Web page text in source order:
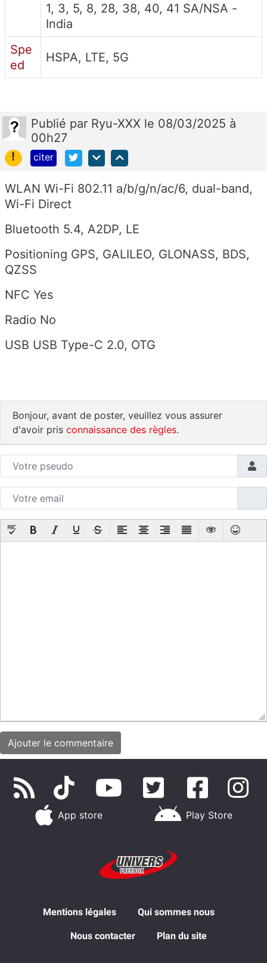
1, 3, 5, 8, 28, 38, 40, 41 SA/NSA -
India
Spe
ed
HSPA, LTE, 5G
Publié par Ryu-XXX le 08/03/2025 à
00h27
!
citer
WLAN Wi-Fi 802.11 a/b/g/n/ac/6, dual-band,
Wi-Fi Direct
Bluetooth 5.4, A2DP, LE
Positioning GPS, GALILEO, GLONASS, BDS,
QZSS
NFC Yes
Radio No
USB USB Type-C 2.0, OTG
Bonjour, avant de poster, veuillez vous assurer
d'avoir pris connaissance des règles.
App store Play Store
Mentions légales Qui sommes nous
Nous contacter Plan du site